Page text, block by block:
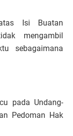
Isi Buatan
mengambil
sebagaimana
pada Undang-
Pedoman Hak